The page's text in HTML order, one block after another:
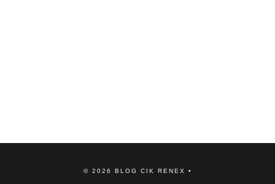
© 2026 BLOG CIK RENEX •